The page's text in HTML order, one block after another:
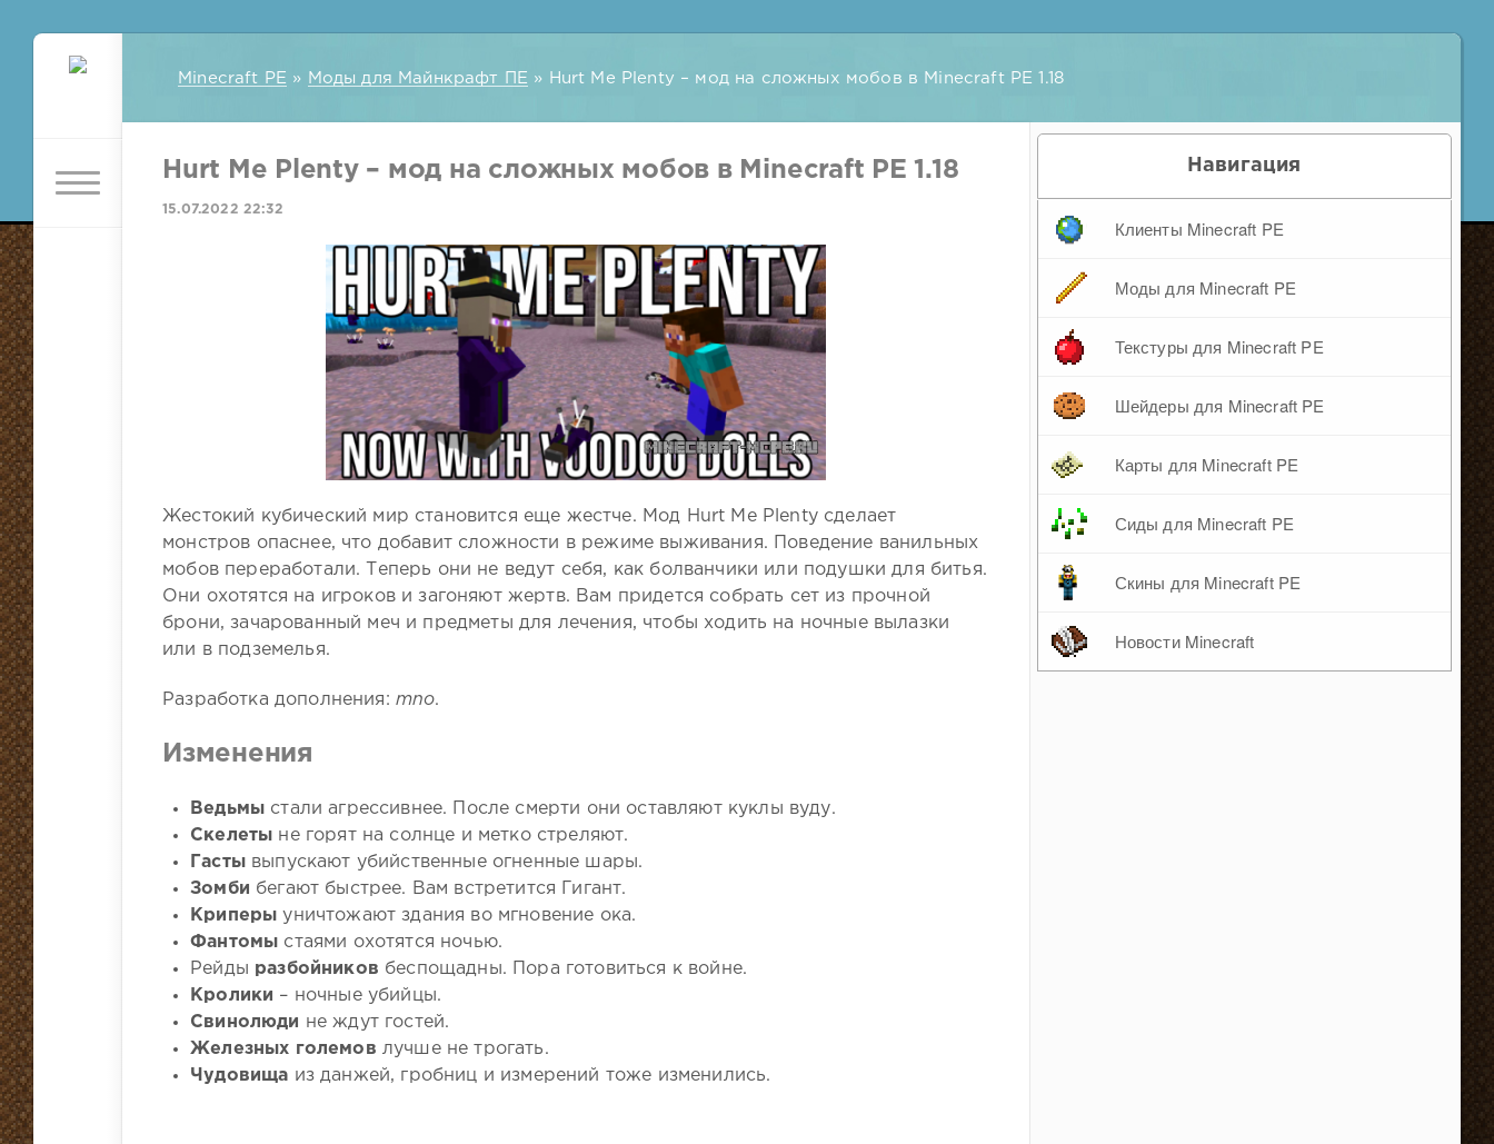
Minecraft PE » Моды для Майнкрафт ПЕ » Hurt Me Plenty – мод на сложных мобов в Minecraft PE 1.18
Hurt Me Plenty – мод на сложных мобов в Minecraft PE 1.18
15.07.2022 22:32
Жестокий кубический мир становится еще жестче. Мод Hurt Me Plenty сделает
монстров опаснее, что добавит сложности в режиме выживания. Поведение ванильных
мобов переработали. Теперь они не ведут себя, как болванчики или подушки для битья.
Они охотятся на игроков и загоняют жертв. Вам придется собрать сет из прочной
брони, зачарованный меч и предметы для лечения, чтобы ходить на ночные вылазки
или в подземелья.
Разработка дополнения: mno.
Изменения
Ведьмы стали агрессивнее. После смерти они оставляют куклы вуду.
Скелеты не горят на солнце и метко стреляют.
Гастывыпускают убийственные огненные шары.
Зомби бегают быстрее. Вам встретится Гигант.
Криперы уничтожают здания во мгновение ока.
Фантомы стаями охотятся ночью.
Рейды разбойников беспощадны. Пора готовиться к войне.
Кролики – ночные убийцы.
Свинолюди не ждут гостей.
Железных големов лучше не трогать.
Чудовища из данжей, гробниц и измерений тоже изменились.
Навигация
Клиенты Minecraft PE
Моды для Minecraft PE
Текстуры для Minecraft PE
Шейдеры для Minecraft PE
Карты для Minecraft PE
Сиды для Minecraft PE
Скины для Minecraft PE
Новости Minecraft